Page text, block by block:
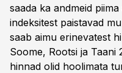
saada ka andmeid
indeksitest paistavad
saab aimu erinevatest
Soome, Rootsi ja Taani
hinnad olid hoolimata